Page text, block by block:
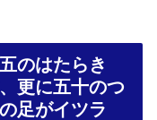
のはたらき
更に五十のつ
足がイツラ